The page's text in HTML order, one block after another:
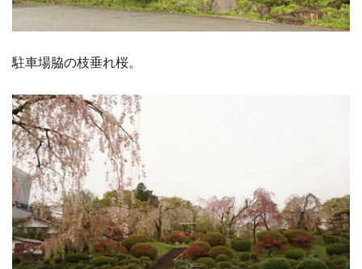
駐車場脇の枝垂れ桜。